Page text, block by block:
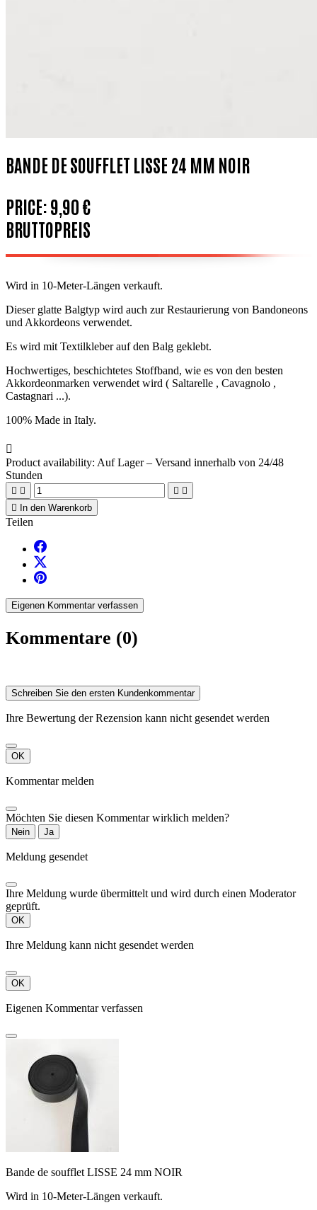
BANDE DE SOUFFLET LISSE 24 MM NOIR
PRICE:9,90 €
BRUTTOPREIS
Wird in 10-Meter-Längen verkauft.
Dieser glatte Balgtyp wird auch zur Restaurierung von Bandoneons
und Akkordeons verwendet.
Es wird mit Textilkleber auf den Balg geklebt.
Hochwertiges, beschichtetes Stoffband, wie es von den besten
Akkordeonmarken verwendet wird ( Saltarelle , Cavagnolo ,
Castagnari ...).
100% Made in Italy.

Product availability: Auf Lager – Versand innerhalb von 24/48
Stunden
   
 In den Warenkorb
Teilen
Eigenen Kommentar verfassen
Kommentare (0)
Schreiben Sie den ersten Kundenkommentar
Ihre Bewertung der Rezension kann nicht gesendet werden
OK
Kommentar melden
Möchten Sie diesen Kommentar wirklich melden?
Nein Ja
Meldung gesendet
Ihre Meldung wurde übermittelt und wird durch einen Moderator
geprüft.
OK
Ihre Meldung kann nicht gesendet werden
OK
Eigenen Kommentar verfassen
Bande de soufflet LISSE 24 mm NOIR
Wird in 10-Meter-Längen verkauft.